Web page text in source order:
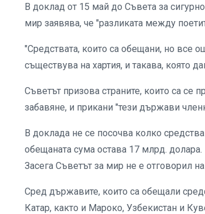
В доклад от 15 май до Съвета за
мир заявява, че "разликата между
"Средствата, които са обещани, но все
съществува на хартия, и такава, която
Съветът призова страните, които са се
забавяне, и прикани "тези държави
В доклада не се посочва колко
обещаната сума остава 17 млрд. долара.
Засега Съветът за мир не е отговорил
Сред държавите, които са обещали
Катар, както и Мароко, Узбекистан и